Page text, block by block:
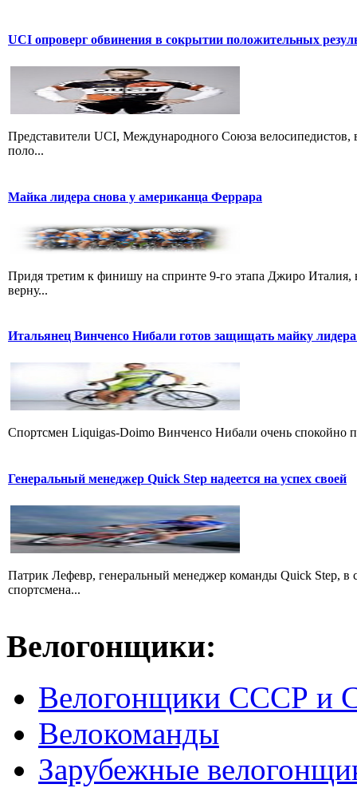
UCI опроверг обвинения в сокрытии положительных
Представители UCI, Международного Союза
поло...
Майка лидера снова у американца Феррара
Придя третим к финишу на спринте 9-го этапа Джиро
верну...
Итальянец Винченсо Нибали готов защищать майку
Cпортсмен Liquigas-Doimo Винченсо Нибали очень спокойно
Генеральный менеджер Quick Step надеется на успех своей
Патрик Лефевр, генеральный менеджер команды Quick Step, в
спортсмена...
Велогонщики:
Велогонщики СССР и
Велокоманды
Зарубежные